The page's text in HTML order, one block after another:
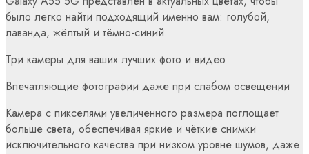
было легко найти подходящий именно вам: голубой,
лаванда, жёлтый и тёмно-синий.
Три камеры для ваших лучших фото и видео
Впечатляющие фотографии даже при слабом освещении
Камера с пикселями увеличенного размера поглощает
больше света, обеспечивая яркие и чёткие снимки
исключительного качества при низком уровне шумов, даже